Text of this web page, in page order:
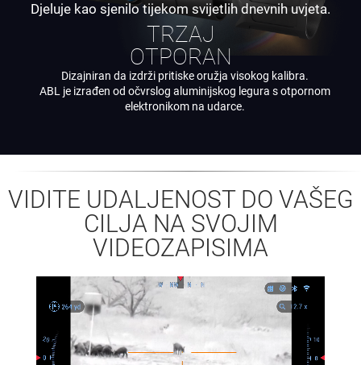
Djeluje kao sjenilo tijekom svijetlih dnevnih uvjeta.
TRZAJ
OTPORAN
Dizajniran da izdrži pritiske oružja visokog kalibra.
ABL je izrađen od očvrslog aluminijskog legura s otpornom
elektronikom na udarce.
VIDITE UDALJENOST DO VAŠEG
CILJA NA SVOJIM
VIDEOZAPISIMA